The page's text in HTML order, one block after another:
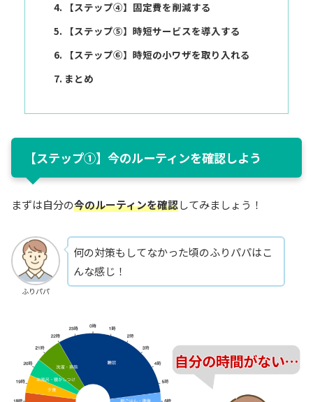
【ステップ④】固定費を削減する
【ステップ⑤】時短サービスを導入する
【ステップ⑥】時短の小ワザを取り入れる
まとめ
【ステップ①】今のルーティンを確認しよう
まずは自分の今のルーティンを確認してみましょう！
ふりパパ
何の対策もしてなかった頃のふりパパはこ
んな感じ！